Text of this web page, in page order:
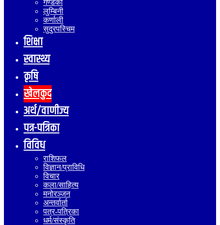
गण्डकी
लुम्बिनी
कर्णाली
सुदुरपस्चिम
शिक्षा
स्वास्थ्य
कृषि
खेलकुद
अर्थ/वाणीज्य
पत्र-पत्रिका
विविध
राशिफल
विज्ञान/प्राविधि
विचार
कला/साहित्य
मनोरञ्जन
अन्तर्वार्ता
पत्र-पत्रिका
धर्म/संस्कृति